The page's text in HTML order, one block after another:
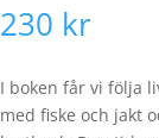
230 kr
I boken får vi följa
med fiske och jakt